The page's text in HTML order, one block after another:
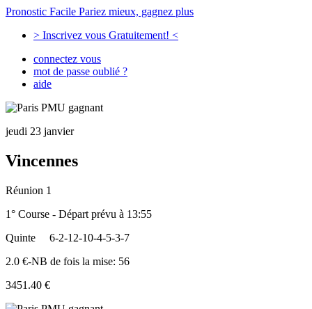
Pronostic Facile Pariez mieux, gagnez plus
> Inscrivez vous Gratuitement! <
connectez vous
mot de passe oublié ?
aide
jeudi 23 janvier
Vincennes
Réunion 1
1° Course - Départ prévu à 13:55
Quinte
6-2-12-10-4-5-3-7
2.0 €-NB de fois la mise: 56
3451.40 €